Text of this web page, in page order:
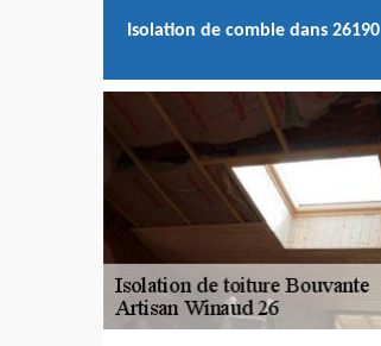
Isolation de comble dans 26190